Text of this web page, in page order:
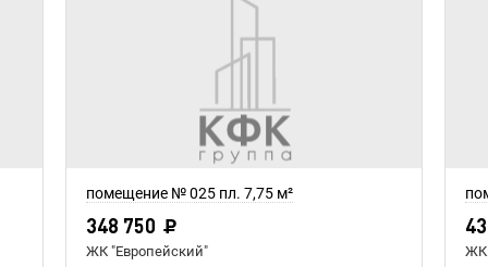
помещение № 025 пл. 7,75 м²
348 750
ЖК "Европейский" ЖК